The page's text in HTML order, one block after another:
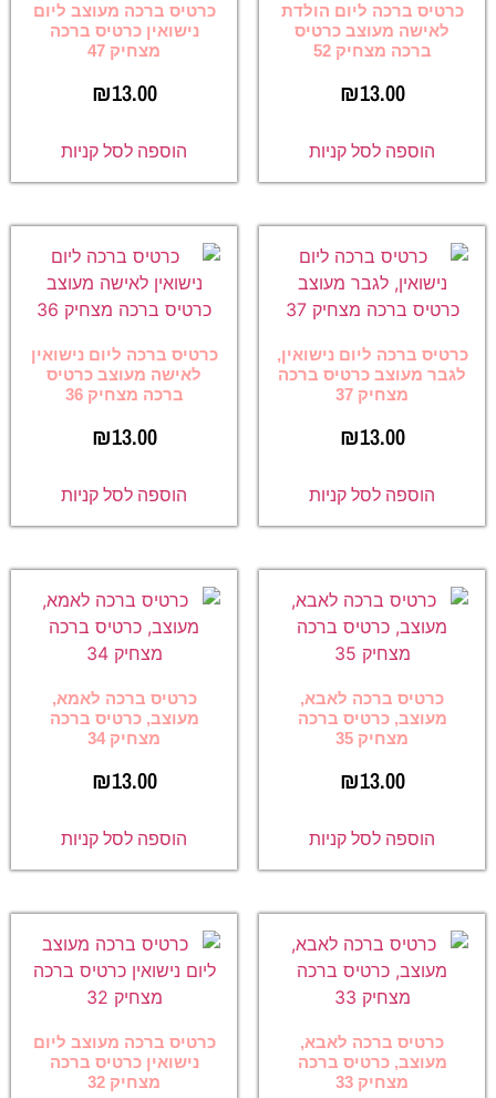
כרטיס ברכה ליום הולדת
לאישה מעוצב כרטיס
ברכה מצחיק 52
₪13.00
הוספה לסל קניות
כרטיס ברכה מעוצב ליום
נישואין כרטיס ברכה
מצחיק 47
₪13.00
הוספה לסל קניות
כרטיס ברכה ליום נישואין,
לגבר מעוצב כרטיס ברכה
מצחיק 37
₪13.00
הוספה לסל קניות
כרטיס ברכה ליום נישואין
לאישה מעוצב כרטיס
ברכה מצחיק 36
₪13.00
הוספה לסל קניות
כרטיס ברכה לאבא,
מעוצב, כרטיס ברכה
מצחיק 35
₪13.00
הוספה לסל קניות
כרטיס ברכה לאמא,
מעוצב, כרטיס ברכה
מצחיק 34
₪13.00
הוספה לסל קניות
כרטיס ברכה לאבא,
מעוצב, כרטיס ברכה
מצחיק 33
כרטיס ברכה מעוצב ליום
נישואין כרטיס ברכה
מצחיק 32